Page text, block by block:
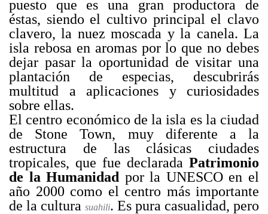
puesto que es una gran productora de
éstas, siendo el cultivo principal el clavo
clavero, la nuez moscada y la canela. La
isla rebosa en aromas por lo que no debes
dejar pasar la oportunidad de visitar una
plantación de especias, descubrirás
multitud a aplicaciones y curiosidades
sobre ellas.
El centro económico de la isla es la ciudad
de Stone Town, muy diferente a la
estructura de las clásicas ciudades
tropicales, que fue declarada Patrimonio
de la Humanidad por la UNESCO en el
año 2000 como el centro más importante
de la cultura suahili. Es pura casualidad, pero